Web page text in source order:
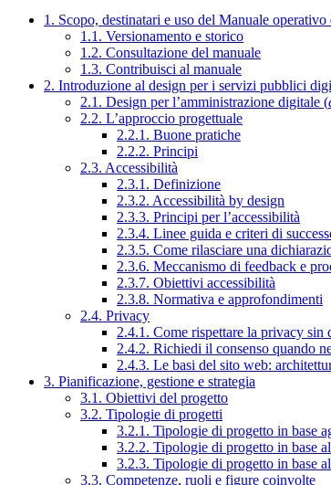
1. Scopo, destinatari e uso del Manuale operativo
1.1. Versionamento e storico
1.2. Consultazione del manuale
1.3. Contribuisci al manuale
2. Introduzione al design per i servizi pubblici
2.1. Design per l’amministrazione digitale (
2.2. L’approccio progettuale
2.2.1. Buone pratiche
2.2.2. Principi
2.3. Accessibilità
2.3.1. Definizione
2.3.2. Accessibilità by design
2.3.3. Principi per l’accessibilità
2.3.4. Linee guida e criteri di
2.3.5. Come rilasciare una
2.3.6. Meccanismo di feedback e
2.3.7. Obiettivi accessibilità
2.3.8. Normativa e approfondimenti
2.4. Privacy
2.4.1. Come rispettare la privacy
2.4.2. Richiedi il consenso quando
2.4.3. Le basi del sito web:
3. Pianificazione, gestione e strategia
3.1. Obiettivi del progetto
3.2. Tipologie di progetti
3.2.1. Tipologie di progetto in base
3.2.2. Tipologie di progetto in base
3.2.3. Tipologie di progetto in base
3.3. Competenze, ruoli e figure coinvolte